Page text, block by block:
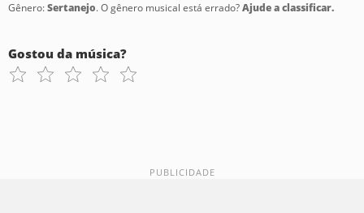
Gênero:Sertanejo. O gênero musical está errado?Ajude a classificar.
Gostou da música?